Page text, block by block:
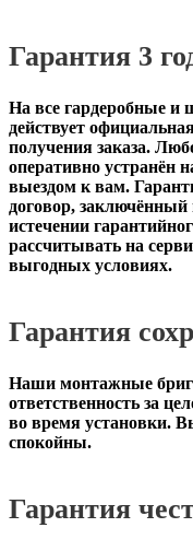
Гарантия 3
На все гардеробные и
действует
получения заказа.
оперативно устранён
выездом к вам.
договор,
истечении
рассчитывать на
выгодных условиях.
Гарантия
Наши монтажные
ответственность за
во время установки.
спокойны.
Гарантия